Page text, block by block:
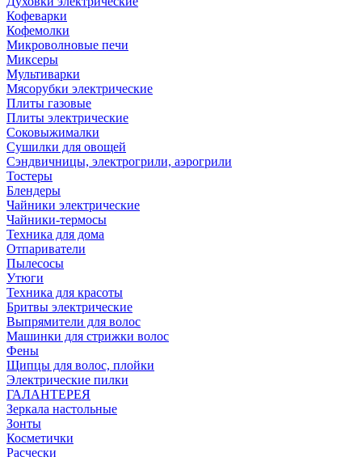
Кофеварки
Кофемолки
Микроволновые печи
Миксеры
Мультиварки
Мясорубки электрические
Плиты газовые
Плиты электрические
Соковыжималки
Сушилки для овощей
Сэндвичницы, электрогрили, аэрогрили
Тостеры
Блендеры
Чайники электрические
Чайники-термосы
Техника для дома
Отпариватели
Пылесосы
Утюги
Техника для красоты
Бритвы электрические
Выпрямители для волос
Машинки для стрижки волос
Фены
Щипцы для волос, плойки
Электрические пилки
ГАЛАНТЕРЕЯ
Зеркала настольные
Зонты
Косметички
Расчески